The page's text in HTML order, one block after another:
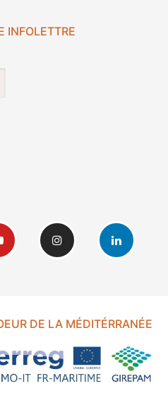
INFOLETTRE
DE LA MÉDITÉRRANÉE